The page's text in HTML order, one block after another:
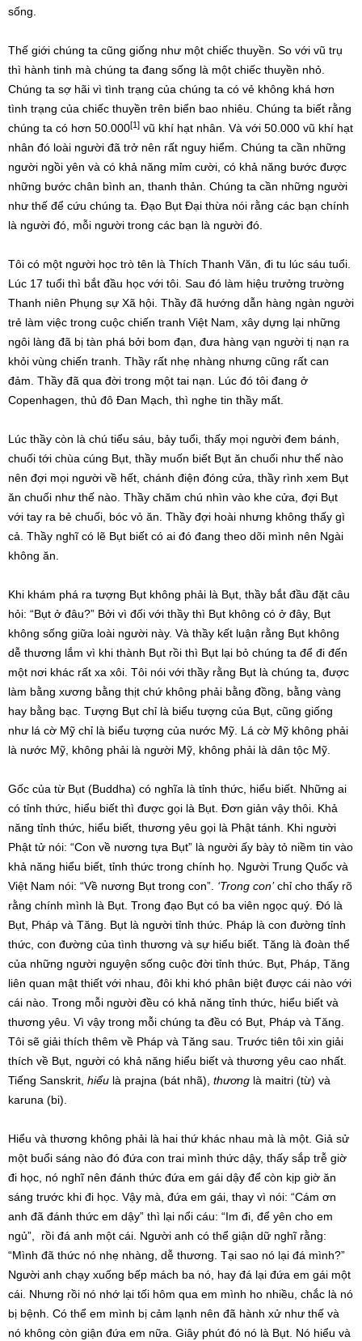
sống.
Thế giới chúng ta cũng giống như một chiếc thuyền. So với vũ trụ
thì hành tinh mà chúng ta đang sống là một chiếc thuyền nhỏ.
Chúng ta sợ hãi vì tình trạng của chúng ta có vẻ không khá hơn
tình trạng của chiếc thuyền trên biển bao nhiêu. Chúng ta biết rằng
chúng ta có hơn 50.000[1] vũ khí hạt nhân. Và với 50.000 vũ khí hạt
nhân đó loài người đã trở nên rất nguy hiểm. Chúng ta cần những
người ngồi yên và có khả năng mỉm cười, có khả năng bước được
những bước chân bình an, thanh thản. Chúng ta cần những người
như thế để cứu chúng ta. Đạo Bụt Đại thừa nói rằng các bạn chính
là người đó, mỗi người trong các bạn là người đó.
Tôi có một người học trò tên là Thích Thanh Văn, đi tu lúc sáu tuổi.
Lúc 17 tuổi thì bắt đầu học với tôi. Sau đó làm hiệu trưởng trường
Thanh niên Phụng sự Xã hội. Thầy đã hướng dẫn hàng ngàn người
trẻ làm việc trong cuộc chiến tranh Việt Nam, xây dựng lại những
ngôi làng đã bị tàn phá bởi bom đạn, đưa hàng vạn người tị nạn ra
khỏi vùng chiến tranh. Thầy rất nhẹ nhàng nhưng cũng rất can
đảm. Thầy đã qua đời trong một tai nạn. Lúc đó tôi đang ở
Copenhagen, thủ đô Đan Mạch, thì nghe tin thầy mất.
Lúc thầy còn là chú tiểu sáu, bảy tuổi, thấy mọi người đem bánh,
chuối tới chùa cúng Bụt, thầy muốn biết Bụt ăn chuối như thế nào
nên đợi mọi người về hết, chánh điện đóng cửa, thầy rình xem Bụt
ăn chuối như thế nào. Thầy chăm chú nhìn vào khe cửa, đợi Bụt
với tay ra bẻ chuối, bóc vỏ ăn. Thầy đợi hoài nhưng không thấy gì
cả. Thầy nghĩ có lẽ Bụt biết có ai đó đang theo dõi mình nên Ngài
không ăn.
Khi khám phá ra tượng Bụt không phải là Bụt, thầy bắt đầu đặt câu
hỏi: “Bụt ở đâu?” Bởi vì đối với thầy thì Bụt không có ở đây, Bụt
không sống giữa loài người này. Và thầy kết luận rằng Bụt không
dễ thương lắm vì khi thành Bụt rồi thì Bụt lại bỏ chúng ta để đi đến
một nơi khác rất xa xôi. Tôi nói với thầy rằng Bụt là chúng ta, được
làm bằng xương bằng thịt chứ không phải bằng đồng, bằng vàng
hay bằng bạc. Tượng Bụt chỉ là biểu tượng của Bụt, cũng giống
như lá cờ Mỹ chỉ là biểu tượng của nước Mỹ. Lá cờ Mỹ không phải
là nước Mỹ, không phải là người Mỹ, không phải là dân tộc Mỹ.
Gốc của từ Bụt (Buddha) có nghĩa là tỉnh thức, hiểu biết. Những ai
có tỉnh thức, hiểu biết thì được gọi là Bụt. Đơn giản vậy thôi. Khả
năng tỉnh thức, hiểu biết, thương yêu gọi là Phật tánh. Khi người
Phật tử nói: “Con về nương tựa Bụt” là người ấy bày tỏ niềm tin vào
khả năng hiểu biết, tỉnh thức trong chính họ. Người Trung Quốc và
Việt Nam nói: “Về nương Bụt trong con”. ‘Trong con’chỉ cho thấy rõ
rằng chính mình là Bụt. Trong đạo Bụt có ba viên ngọc quý. Đó là
Bụt, Pháp và Tăng. Bụt là người tỉnh thức. Pháp là con đường tỉnh
thức, con đường của tình thương và sự hiểu biết. Tăng là đoàn thể
của những người nguyện sống cuộc đời tỉnh thức. Bụt, Pháp, Tăng
liên quan mật thiết với nhau, đôi khi khó phân biệt được cái nào với
cái nào. Trong mỗi người đều có khả năng tỉnh thức, hiểu biết và
thương yêu. Vì vậy trong mỗi chúng ta đều có Bụt, Pháp và Tăng.
Tôi sẽ giải thích thêm về Pháp và Tăng sau. Trước tiên tôi xin giải
thích về Bụt, người có khả năng hiểu biết và thương yêu cao nhất.
Tiếng Sanskrit, hiểu là prajna (bát nhã), thương là maitri (từ) và
karuna (bi).
Hiểu và thương không phải là hai thứ khác nhau mà là một. Giả sử
một buổi sáng nào đó đứa con trai mình thức dậy, thấy sắp trễ giờ
đi học, nó nghĩ nên đánh thức đứa em gái dậy để còn kịp giờ ăn
sáng trước khi đi học. Vậy mà, đứa em gái, thay vì nói: “Cám ơn
anh đã đánh thức em dậy” thì lại nổi cáu: “Im đi, để yên cho em
ngủ”, rồi đá anh một cái. Người anh có thể giận dữ nghĩ rằng:
“Mình đã thức nó nhẹ nhàng, dễ thương. Tại sao nó lại đá mình?”
Người anh chạy xuống bếp mách ba nó, hay đá lại đứa em gái một
cái. Nhưng rồi nó nhớ lại tối hôm qua em mình ho nhiều, chắc là nó
bị bệnh. Có thể em mình bị cảm lạnh nên đã hành xử như thế và
nó không còn giận đứa em nữa. Giây phút đó nó là Bụt. Nó hiểu và